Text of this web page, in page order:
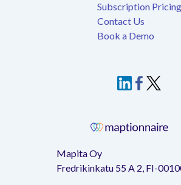
Subscription Pricing
Contact Us
Book a Demo
Mapita Oy
Fredrikinkatu 55 A 2, FI-